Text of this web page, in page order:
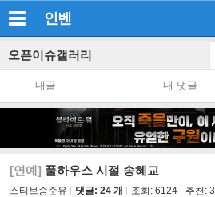
인벤
오픈이슈갤러리
내글 내 댓글
[연예] 풀하우스 시절 송혜교
스티브승준유 댓글: 24 개 조회: 6124 추천: 3